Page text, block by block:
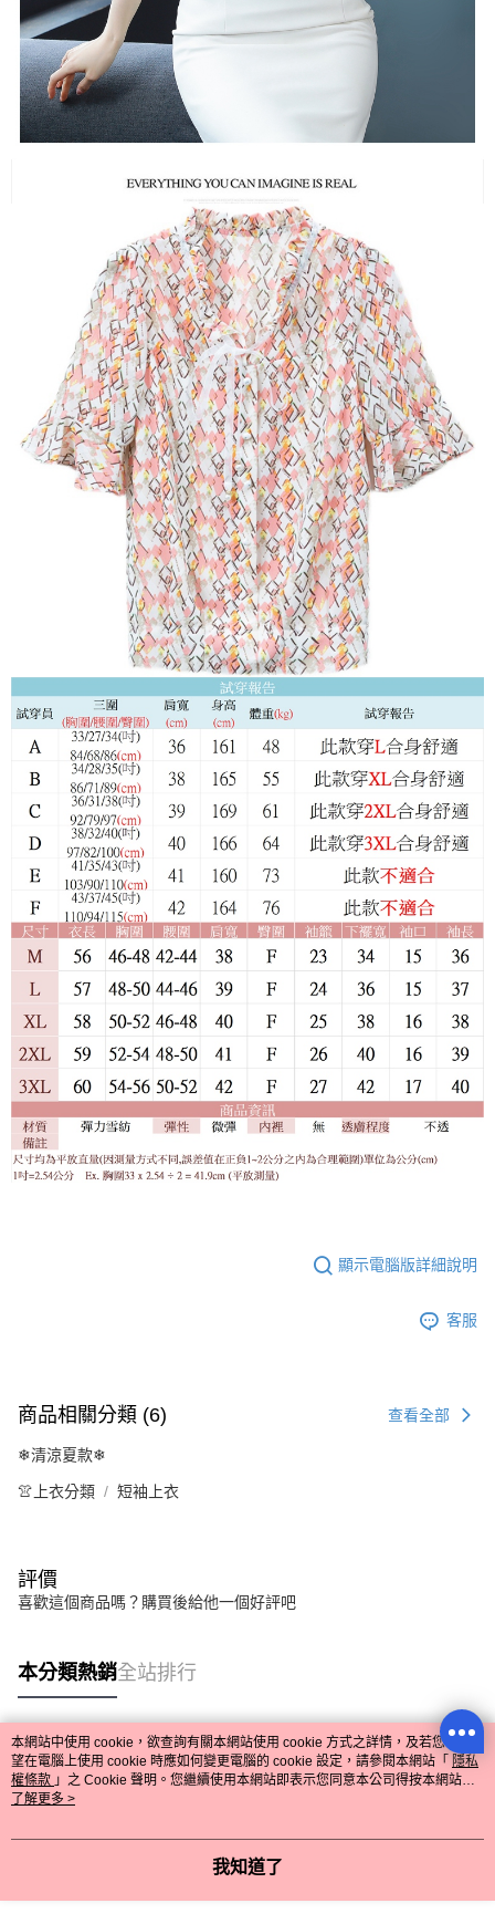
顯示電腦版詳細說明
客服
商品相關分類 (6) 查看全部
❄清涼夏款❄
👚上衣分類 短袖上衣
評價
喜歡這個商品嗎？購買後給他一個好評吧
本分類熱銷全站排行
熱門標籤
本網站中使用 cookie，欲查詢有關本網站使用 cookie 方式之詳情，及若您不希
望在電腦上使用 cookie 時應如何變更電腦的 cookie 設定，請參閱本網站「 隱私
權條款 」之 Cookie 聲明。您繼續使用本網站即表示您同意本公司得按本網站使
用條款之 Cookie 聲明使用 cookie。
了解更多 >
我知道了